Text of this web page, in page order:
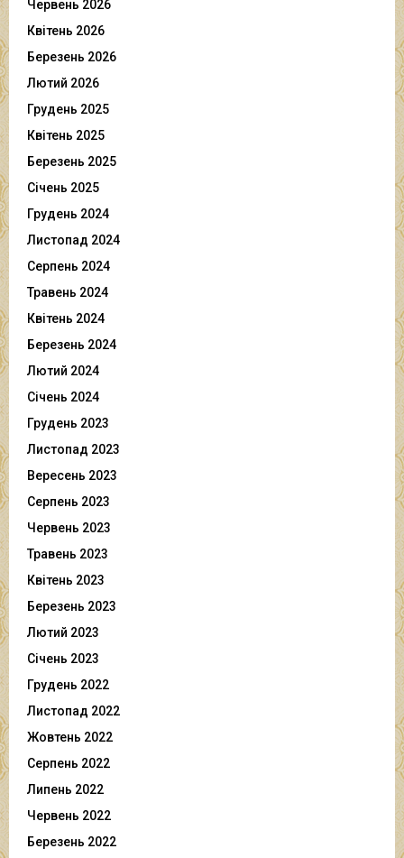
Червень 2026
Квітень 2026
Березень 2026
Лютий 2026
Грудень 2025
Квітень 2025
Березень 2025
Січень 2025
Грудень 2024
Листопад 2024
Серпень 2024
Травень 2024
Квітень 2024
Березень 2024
Лютий 2024
Січень 2024
Грудень 2023
Листопад 2023
Вересень 2023
Серпень 2023
Червень 2023
Травень 2023
Квітень 2023
Березень 2023
Лютий 2023
Січень 2023
Грудень 2022
Листопад 2022
Жовтень 2022
Серпень 2022
Липень 2022
Червень 2022
Березень 2022